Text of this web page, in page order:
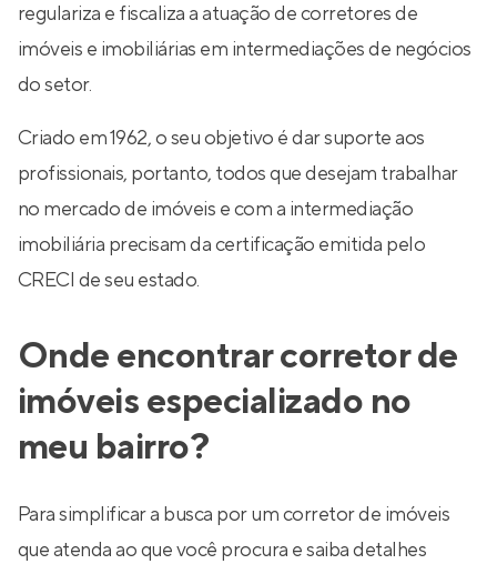
regulariza e fiscaliza a atuação de corretores de
imóveis e imobiliárias em intermediações de negócios
do setor.
Criado em 1962, o seu objetivo é dar suporte aos
profissionais, portanto, todos que desejam trabalhar
no mercado de imóveis e com a intermediação
imobiliária precisam da certificação emitida pelo
CRECI de seu estado.
Onde encontrar corretor de
imóveis especializado no
meu bairro?
Para simplificar a busca por um corretor de imóveis
que atenda ao que você procura e saiba detalhes